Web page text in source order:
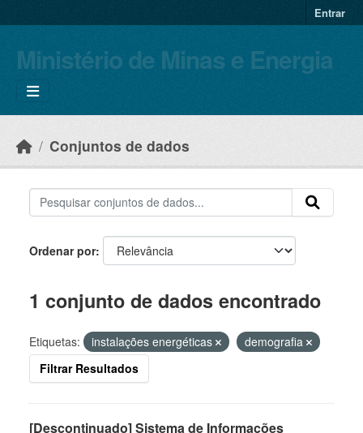
Entrar
Ministério de Minas e Energia
Conjuntos de dados
Ordenar por
1 conjunto de dados encontrado
Etiquetas: instalações energéticas
demografia
Filtrar Resultados
[Descontinuado] Sistema de Informações